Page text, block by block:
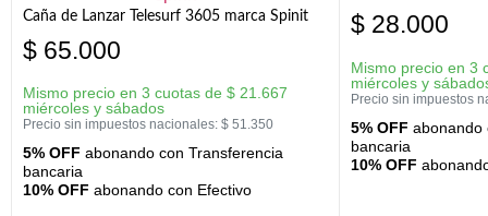
Caña de Lanzar Telesurf 3605 marca Spinit
$ 65.000
Mismo precio en 3 cuotas de $ 21.667
miércoles y sábados
Precio sin impuestos nacionales: $ 51.350
5% OFF abonando con Transferencia
bancaria
10% OFF abonando con Efectivo
$ 28.000
Mismo precio en 3
miércoles y
Precio sin impuestos
5% OFF abonando
bancaria
10% OFF